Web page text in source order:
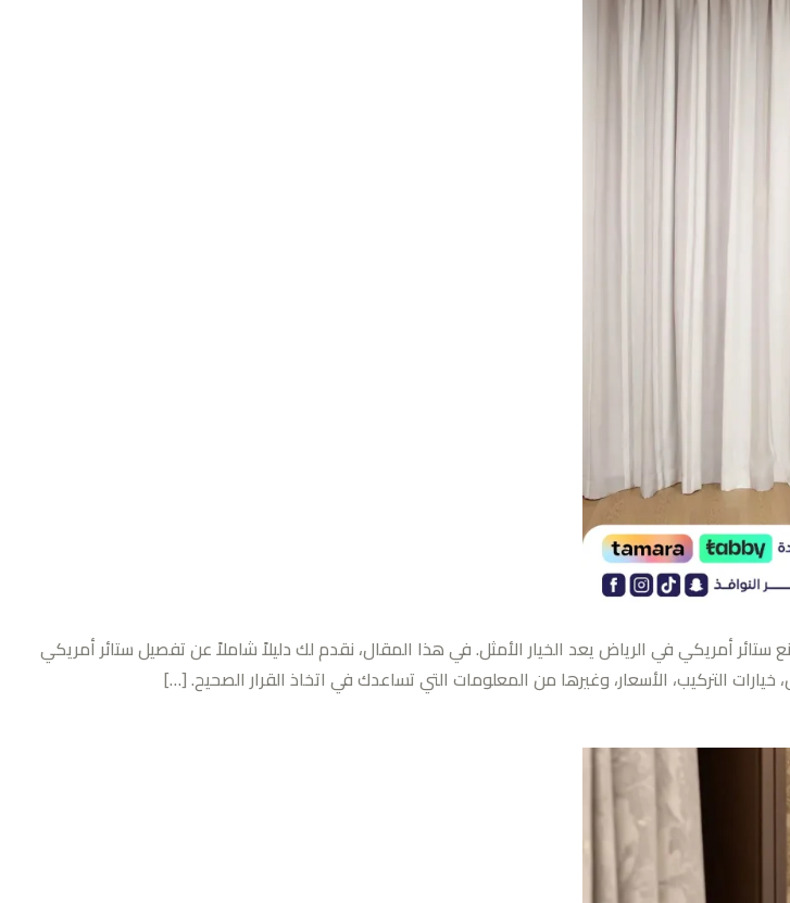
أمريكي في الرياض يعد الخيار الأمثل. في هذا المقال، نقدم لك دليلاً شاملاً عن تفصيل ستائر أمريكي
التركيب، الأسعار، وغيرها من المعلومات التي تساعدك في اتخاذ القرار الصحيح. […]